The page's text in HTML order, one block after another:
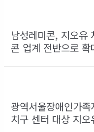
남성레미콘, 지오유
콘 업계 전반으로 확
광역서울장애인가
치구 센터 대상 지